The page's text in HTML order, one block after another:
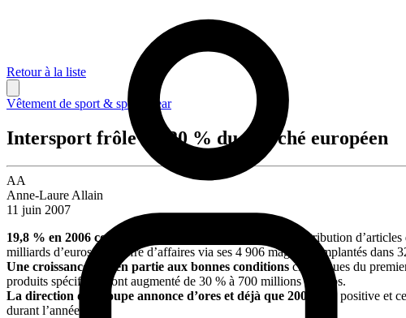
Retour à la liste
Vêtement de sport & sportswear
Intersport frôle les 20 % du marché européen
AA
Anne-Laure Allain
11 juin 2007
19,8 % en 2006 contre 19,2 % en 2005
. Le groupe de distribution
milliards d’euros de chiffre d’affaires via ses 4 906 magasins implantés
Une croissance due en partie aux bonnes conditions climatiques du
produits spécifiques ont augmenté de 30 % à 700 millions d’euros.
La direction du groupe annonce d’ores et déjà que 2007
sera positive et
durant l’année.